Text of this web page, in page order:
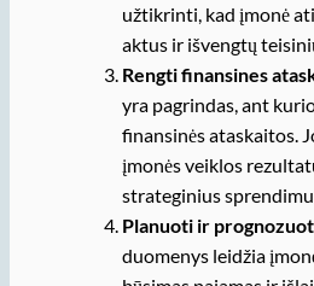
užtikrinti, kad įmonė
aktus ir išvengtų
Rengti finansines
yra pagrindas, ant
finansinės ataskaitos.
įmonės veiklos
strateginius
Planuoti ir
duomenys leidžia